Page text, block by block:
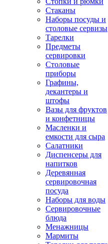
Стаканы
Наборы посуды и
столовые сервизы
Тарелки
Предметы
сервировки
Столовые
приборы
Графины,
декантеры и
штофы
Вазы для фруктов
и конфетницы
Масленки и
емкости для сыра
Салатники
Диспенсеры для
напитков
Деревянная
сервировочная
посуда
Наборы для воды
Сервировочные
блюда
Менажницы
Мармиты